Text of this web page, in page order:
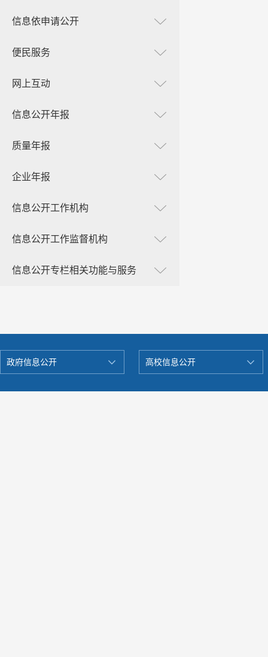
信息依申请公开
便民服务
网上互动
信息公开年报
质量年报
企业年报
信息公开工作机构
信息公开工作监督机构
信息公开专栏相关功能与服务
政府信息公开 高校信息公开